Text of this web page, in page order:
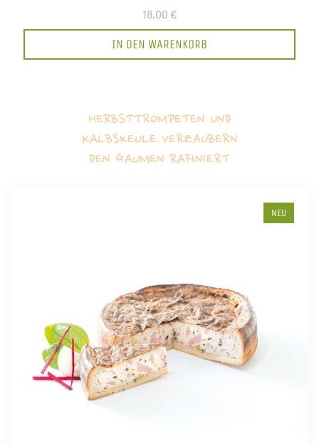
18,00 €
IN DEN WARENKORB
HERBSTTROMPETEN UND
KALBSKEULE VERZAUBERN
DEN GAUMEN RAFINIERT
NEU